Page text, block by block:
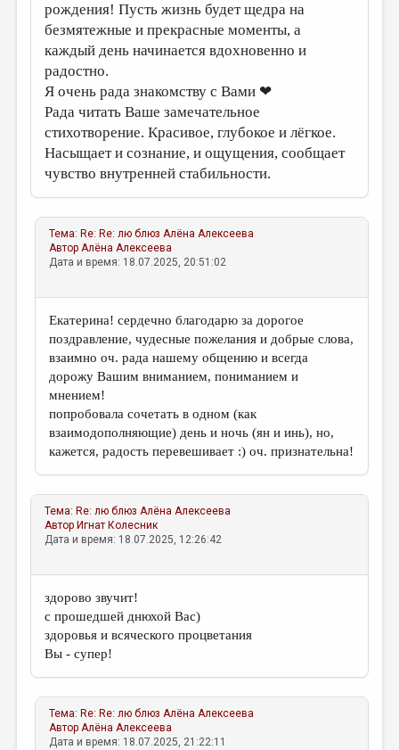
рождения! Пусть жизнь будет щедра на
безмятежные и прекрасные моменты, а
каждый день начинается вдохновенно и
радостно.
Я очень рада знакомству с Вами ❤
Рада читать Ваше замечательное
стихотворение. Красивое, глубокое и лёгкое.
Насыщает и сознание, и ощущения, сообщает
чувство внутренней стабильности.
Тема: Re: Re: лю блюз Алёна Алексеева
АвторАлёна Алексеева
Дата и время: 18.07.2025, 20:51:02
Екатерина! сердечно благодарю за дорогое
поздравление, чудесные пожелания и добрые слова,
взаимно оч. рада нашему общению и всегда
дорожу Вашим вниманием, пониманием и
мнением!
попробовала сочетать в одном (как
взаимодополняющие) день и ночь (ян и инь), но,
кажется, радость перевешивает :) оч. признательна!
Тема: Re: лю блюз Алёна Алексеева
Автор Игнат Колесник
Дата и время: 18.07.2025, 12:26:42
здорово звучит!
с прошедшей днюхой Вас)
здоровья и всяческого процветания
Вы - супер!
Тема: Re: Re: лю блюз Алёна Алексеева
АвторАлёна Алексеева
Дата и время: 18.07.2025, 21:22:11